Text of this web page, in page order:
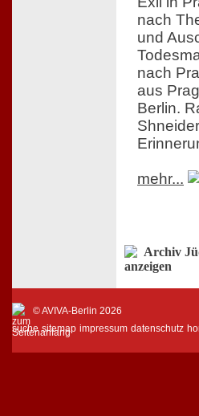
nach
und
nach
aus
Berlin.
mehr...
Archiv
anzeigen
© AVIVA-Berlin 2026
suche sitemap impressum datenschutz